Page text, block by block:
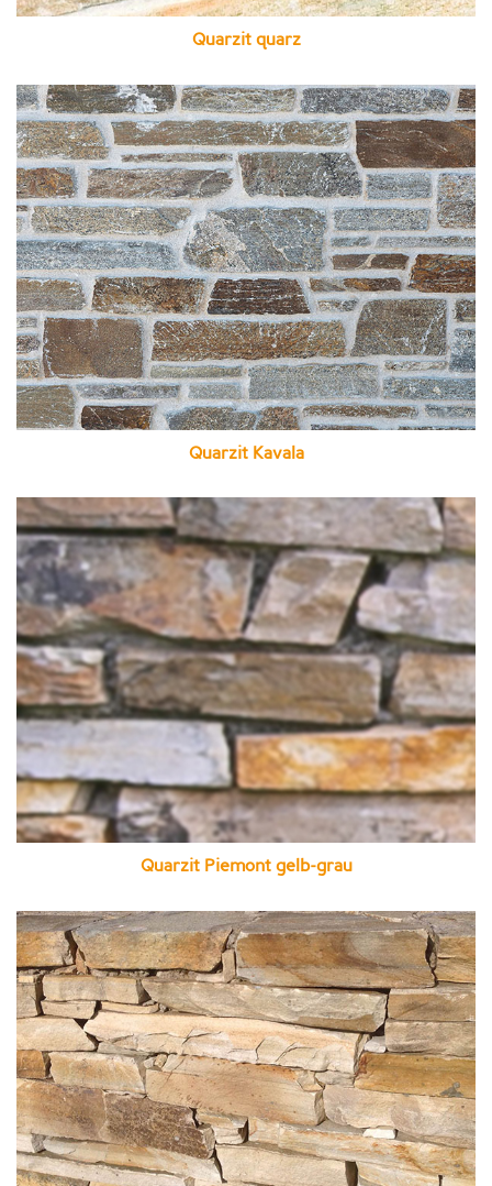
Quarzit quarz
Quarzit Kavala
Quarzit Piemont gelb-grau